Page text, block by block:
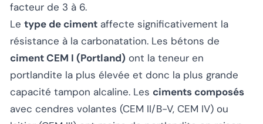
facteur de 3 à 6.
Le type de ciment affecte significativement la
résistance à la carbonatation. Les bétons de
ciment CEM I (Portland) ont la teneur en
portlandite la plus élevée et donc la plus grande
capacité tampon alcaline. Les ciments composés
avec cendres volantes (CEM II/B-V, CEM IV) ou